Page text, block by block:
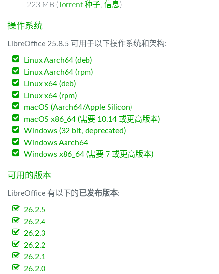
223 MB (Torrent 种子, 信息)
操作系统
LibreOffice 25.8.5 可用于以下操作系统和架构:
Linux Aarch64 (deb)
Linux Aarch64 (rpm)
Linux x64 (deb)
Linux x64 (rpm)
macOS (Aarch64/Apple Silicon)
macOS x86_64 (需要 10.14 或更高版本)
Windows (32 bit, deprecated)
Windows Aarch64
Windows x86_64 (需要 7 或更高版本)
可用的版本
LibreOffice 有以下的已发布版本:
26.2.5
26.2.4
26.2.3
26.2.2
26.2.1
26.2.0